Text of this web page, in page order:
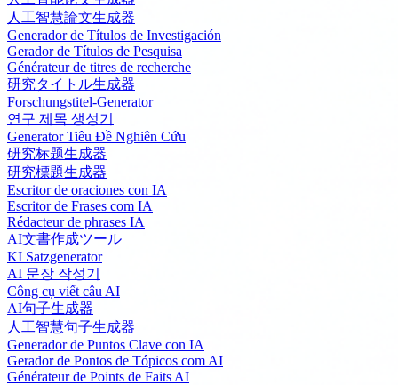
人工智慧論文生成器
Generador de Títulos de Investigación
Gerador de Títulos de Pesquisa
Générateur de titres de recherche
研究タイトル生成器
Forschungstitel-Generator
연구 제목 생성기
Generator Tiêu Đề Nghiên Cứu
研究标题生成器
研究標題生成器
Escritor de oraciones con IA
Escritor de Frases com IA
Rédacteur de phrases IA
AI文書作成ツール
KI Satzgenerator
AI 문장 작성기
Công cụ viết câu AI
AI句子生成器
人工智慧句子生成器
Generador de Puntos Clave con IA
Gerador de Pontos de Tópicos com AI
Générateur de Points de Faits AI